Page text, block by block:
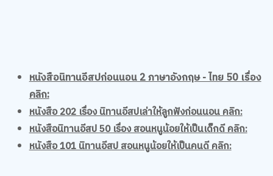
คลิก:
หนังสือ 202 เรื่อง นิทานอีสปเล่าให้ลูกฟังก่อนนอน คลิก:
หนังสือนิทานอีสป 50 เรื่อง สอนหนูน้อยให้เป็นเด็กดี คลิก:
หนังสือ 101 นิทานอีสป สอนหนูน้อยให้เป็นคนดี คลิก: